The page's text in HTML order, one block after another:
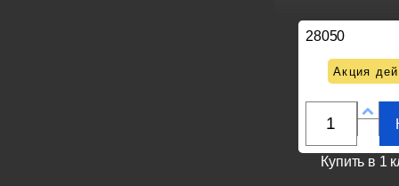
28050
Акция
Купить в 1